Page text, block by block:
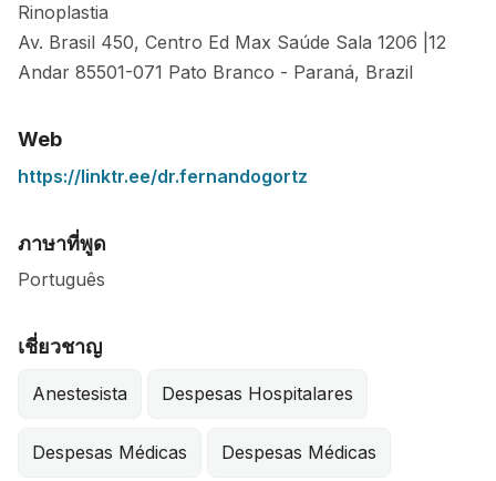
Rinoplastia
Av. Brasil 450, Centro Ed Max Saúde Sala 1206 |12
Andar 85501-071 Pato Branco - Paraná, Brazil
Web
https://linktr.ee/dr.fernandogortz
ภาษาที่พูด
Português
เชี่ยวชาญ
Anestesista Despesas Hospitalares
Despesas Médicas Despesas Médicas